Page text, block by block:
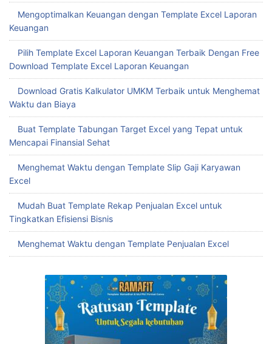
Mengoptimalkan Keuangan dengan Template Excel Laporan
Keuangan
Pilih Template Excel Laporan Keuangan Terbaik Dengan Free
Download Template Excel Laporan Keuangan
Download Gratis Kalkulator UMKM Terbaik untuk Menghemat
Waktu dan Biaya
Buat Template Tabungan Target Excel yang Tepat untuk
Mencapai Finansial Sehat
Menghemat Waktu dengan Template Slip Gaji Karyawan
Excel
Mudah Buat Template Rekap Penjualan Excel untuk
Tingkatkan Efisiensi Bisnis
Menghemat Waktu dengan Template Penjualan Excel